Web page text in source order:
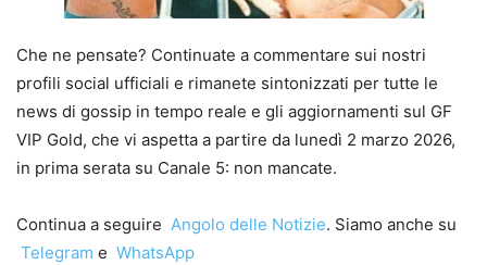
Che ne pensate? Continuate a commentare sui nostri
profili social ufficiali e rimanete sintonizzati per tutte le
news di gossip in tempo reale e gli aggiornamenti sul GF
VIP Gold, che vi aspetta a partire da lunedì 2 marzo 2026,
in prima serata su Canale 5: non mancate.
Continua a seguire Angolo delle Notizie. Siamo anche su
Telegram e WhatsApp